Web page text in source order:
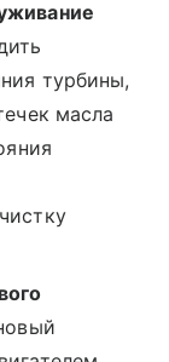
турбины,
масла